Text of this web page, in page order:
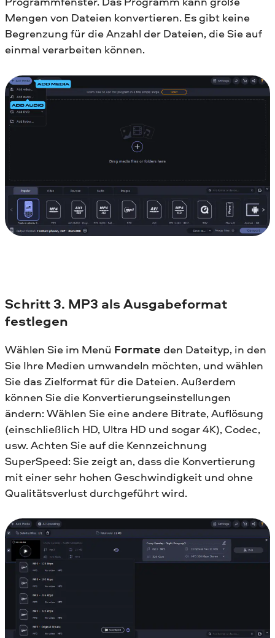
Mengen von Dateien konvertieren. Es gibt keine
Begrenzung für die Anzahl der Dateien, die Sie auf
einmal verarbeiten können.
Schritt 3. MP3 als Ausgabeformat
festlegen
Wählen Sie im Menü Formate den Dateityp, in den
Sie Ihre Medien umwandeln möchten, und wählen
Sie das Zielformat für die Dateien. Außerdem
können Sie die Konvertierungseinstellungen
ändern: Wählen Sie eine andere Bitrate, Auflösung
(einschließlich HD, Ultra HD und sogar 4K), Codec,
usw. Achten Sie auf die Kennzeichnung
SuperSpeed: Sie zeigt an, dass die Konvertierung
mit einer sehr hohen Geschwindigkeit und ohne
Qualitätsverlust durchgeführt wird.